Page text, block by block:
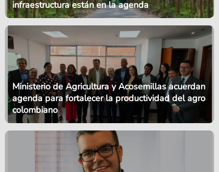
infraestructura están en la agenda
Ministerio de Agricultura y Acosemillas acuerdan
agenda para fortalecer la productividad del agro
colombiano